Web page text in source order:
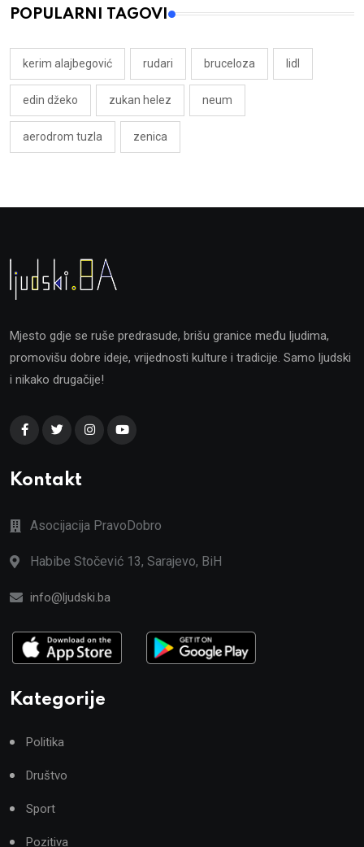
POPULARNI TAGOVI
kerim alajbegović rudari bruceloza lidl
edin džeko zukan helez neum
aerodrom tuzla zenica
Mjesto gdje se ruše predrasude, brišu granice među ljudima,
promovišu dobre ideje, vrijednosti kulture i tradicije. Samo ljudski
i nikako drugačije!
Kontakt
Asocijacija PravoDobro
Habibe Stočević 13, Sarajevo, BiH
info@ljudski.ba
Kategorije
Politika
Društvo
Sport
Pozitiva